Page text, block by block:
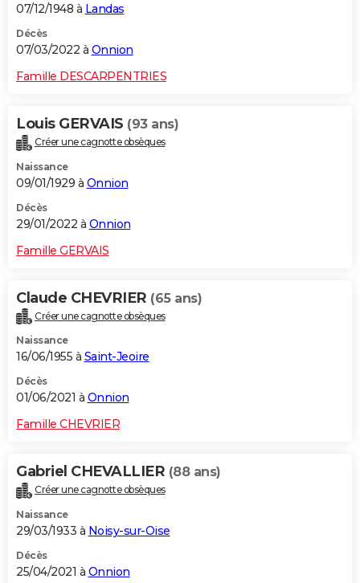
07/12/1948 à Landas
Décès
07/03/2022 à Onnion
Famille DESCARPENTRIES
Louis GERVAIS (93 ans)
Créer une cagnotte obsèques
Naissance
09/01/1929 à Onnion
Décès
29/01/2022 à Onnion
Famille GERVAIS
Claude CHEVRIER (65 ans)
Créer une cagnotte obsèques
Naissance
16/06/1955 à Saint-Jeoire
Décès
01/06/2021 à Onnion
Famille CHEVRIER
Gabriel CHEVALLIER (88 ans)
Créer une cagnotte obsèques
Naissance
29/03/1933 à Noisy-sur-Oise
Décès
25/04/2021 à Onnion